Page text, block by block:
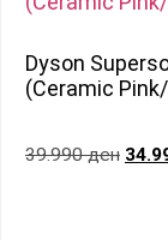
Dyson
(Ceramic
39.990ден